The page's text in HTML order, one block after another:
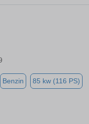
Benzin 85 kw (116 PS)